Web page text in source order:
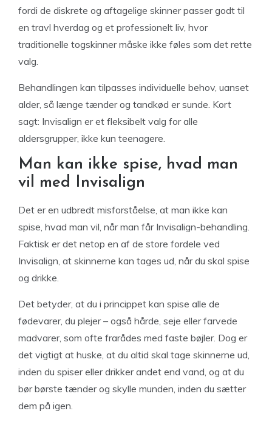
fordi de diskrete og aftagelige skinner passer godt til
en travl hverdag og et professionelt liv, hvor
traditionelle togskinner måske ikke føles som det rette
valg.
Behandlingen kan tilpasses individuelle behov, uanset
alder, så længe tænder og tandkød er sunde. Kort
sagt: Invisalign er et fleksibelt valg for alle
aldersgrupper, ikke kun teenagere.
Man kan ikke spise, hvad man
vil med Invisalign
Det er en udbredt misforståelse, at man ikke kan
spise, hvad man vil, når man får Invisalign-behandling.
Faktisk er det netop en af de store fordele ved
Invisalign, at skinnerne kan tages ud, når du skal spise
og drikke.
Det betyder, at du i princippet kan spise alle de
fødevarer, du plejer – også hårde, seje eller farvede
madvarer, som ofte frarådes med faste bøjler. Dog er
det vigtigt at huske, at du altid skal tage skinnerne ud,
inden du spiser eller drikker andet end vand, og at du
bør børste tænder og skylle munden, inden du sætter
dem på igen.